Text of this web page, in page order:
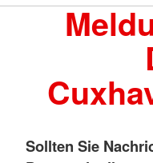
Sollten Sie